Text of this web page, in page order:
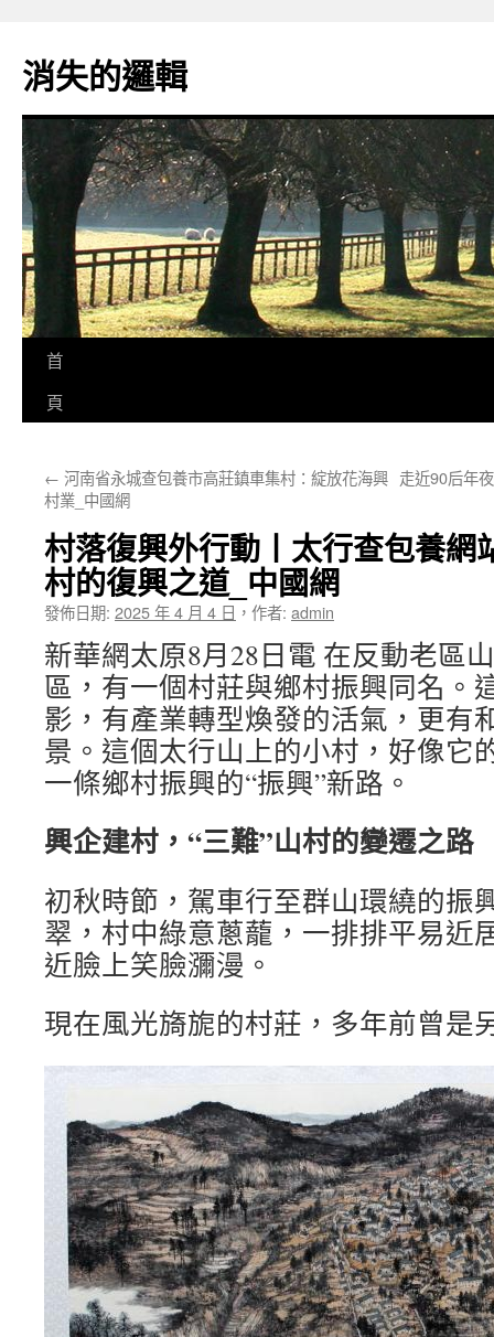
主
要
消失的邏輯
首
頁
← 河南省永城查包養市高莊鎮車集村：綻放花海興
村業_中國網
走近90后年
村落復興外行動丨太行查包養網
村的復興之道_中國網
發佈日期: 2025 年 4 月 4 日 ， 作者: admin
新華網太原8月28日電 在反動老區
區，有一個村莊與鄉村振興同名。
影，有產業轉型煥發的活氣，更有
景。這個太行山上的小村，好像它
一條鄉村振興的“振興”新路。
興企建村，“三難”山村的變遷之路
初秋時節，駕車行至群山環繞的振
翠，村中綠意蔥蘢，一排排平易近
近臉上笑臉瀰漫。
現在風光旖旎的村莊，多年前曾是